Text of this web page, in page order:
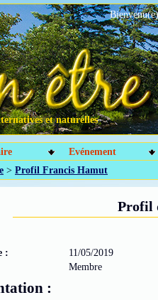
et naturelles
Evénement
> Profil Francis Hamut
Profil
:
11/05/2019
Membre
: